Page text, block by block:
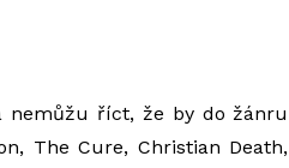
nemůžu říct, že by do žánru
The Cure, Christian Death,